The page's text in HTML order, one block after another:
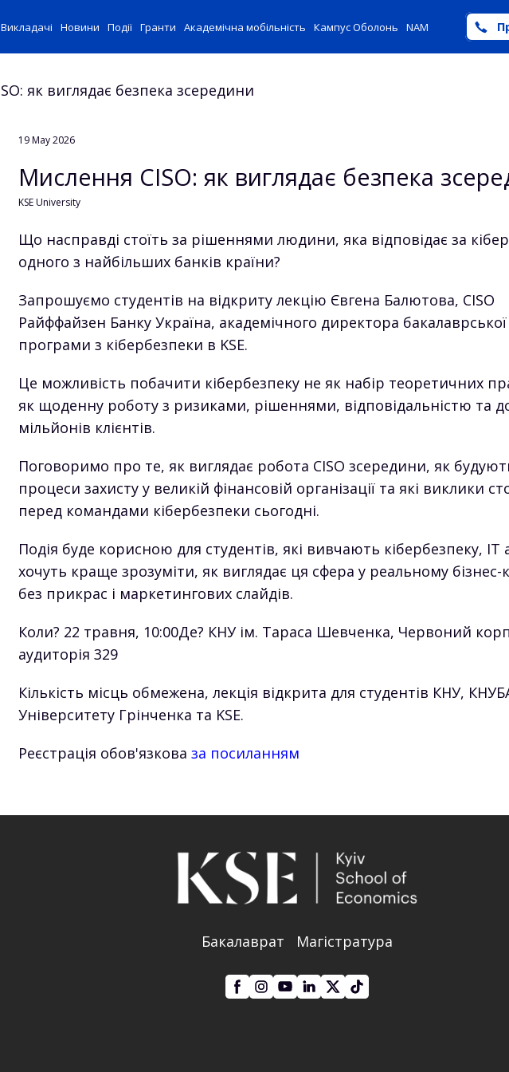
Викладачі Новини Події Гранти Академічна мобільність Кампус Оболонь NAM
19 May 2026
Мислення CISO: як виглядає безпека
KSE University
Що насправді стоїть за рішеннями людини, яка відповідає за
одного з найбільших банків країни?
Запрошуємо студентів на відкриту лекцію Євгена Балютова, CISO
Райффайзен Банку Україна, академічного директора бакалаврської
програми з кібербезпеки в KSE.
Це можливість побачити кібербезпеку не як набір теоретичних
як щоденну роботу з ризиками, рішеннями, відповідальністю та
мільйонів клієнтів.
Поговоримо про те, як виглядає робота CISO зсередини, як
процеси захисту у великій фінансовій організації та які виклики
перед командами кібербезпеки сьогодні.
Подія буде корисною для студентів, які вивчають кібербезпеку, ІТ
хочуть краще зрозуміти, як виглядає ця сфера у реальному бізнес-
без прикрас і маркетингових слайдів.
Коли? 22 травня, 10:00Де? КНУ ім. Тараса Шевченка, Червоний
аудиторія 329
Кількість місць обмежена, лекція відкрита для студентів КНУ,
Університету Грінченка та KSE.
Реєстрація обов'язкова за посиланням
Бакалаврат Магістратура